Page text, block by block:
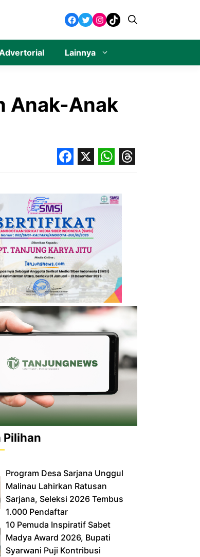
Facebook
Twitter
Instagram
TikTok
Lainnya
Anak-Anak
Pilihan
‎Program Desa Sarjana Unggul
Malinau Lahirkan Ratusan
Sarjana, Seleksi 2026 Tembus
1.000 Pendaftar
10 Pemuda Inspiratif Sabet
Madya Award 2026, Bupati
Syarwani Puji Kontribusi